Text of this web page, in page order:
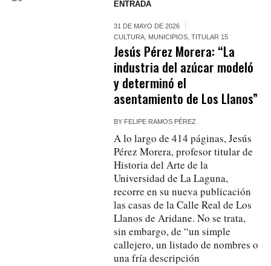
ENTRADA
31 DE MAYO DE 2026
CULTURA MUNICIPIOS ,TITULAR 15
Jesús Pérez Morera: “La
industria del azúcar modeló
y determinó el
asentamiento de Los Llanos”
BY FELIPE RAMOS PÉREZ
A lo largo de 414 páginas, Jesús
Pérez Morera, profesor titular de
Historia del Arte de la
Universidad de La Laguna,
recorre en su nueva publicación
las casas de la Calle Real de Los
Llanos de Aridane. No se trata,
sin embargo, de “un simple
callejero, un listado de nombres o
una fría descripción